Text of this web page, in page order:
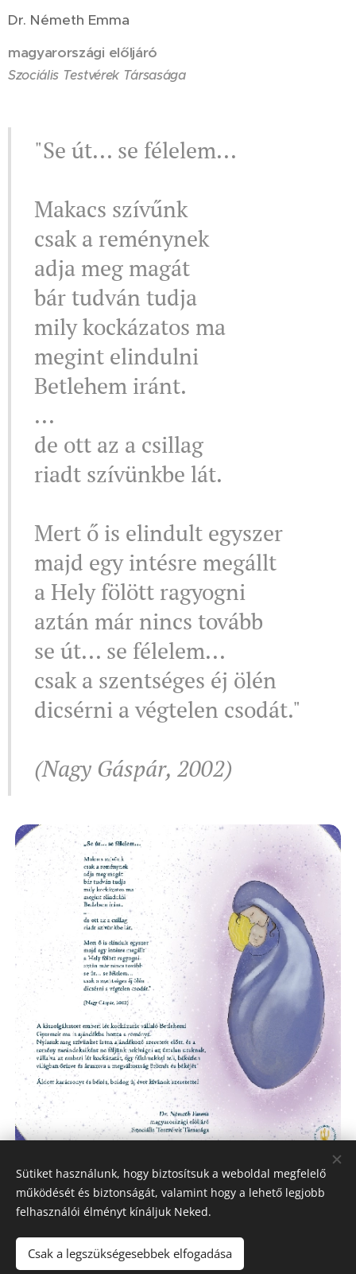
Dr. Németh Emma
magyarországi előljáró
Szociális Testvérek Társasága
"Se út... se félelem...
Makacs szívűnk
csak a reménynek
adja meg magát
bár tudván tudja
mily kockázatos ma
megint elindulni
Betlehem iránt.
...
de ott az a csillag
riadt szívünkbe lát.
Mert ő is elindult egyszer
majd egy intésre megállt
a Hely fölött ragyogni
aztán már nincs tovább
se út... se félelem...
csak a szentséges éj ölén
dicsérni a végtelen csodát."
(Nagy Gáspár, 2002)
Share
© 2023-2026Szociális Testvérek Társasága
Sütiket használunk, hogy biztosítsuk a weboldal megfelelő
működését és biztonságát, valamint hogy a lehető legjobb
felhasználói élményt kínáljuk Neked.
Csak a legszükségesebbek elfogadása